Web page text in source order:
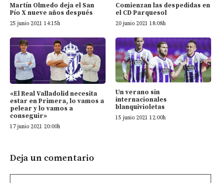
Martín Olmedo deja el San
Pío X nueve años después
25 junio 2021 14:15h
Comienzan las despedidas en
el CD Parquesol
20 junio 2021 18:08h
«El Real Valladolid necesita
estar en Primera, lo vamos a
pelear y lo vamos a
conseguir»
17 junio 2021 20:00h
Un verano sin
internacionales
blanquivioletas
15 junio 2021 12:00h
Deja un comentario